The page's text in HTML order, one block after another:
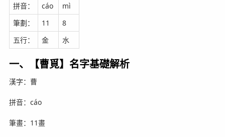
拼音： cáo
mì
筆劃：
11
8
五行：
金 水
一、【曹覓】名字基礎解析
漢字：曹
拼音：cáo
筆畫：11畫